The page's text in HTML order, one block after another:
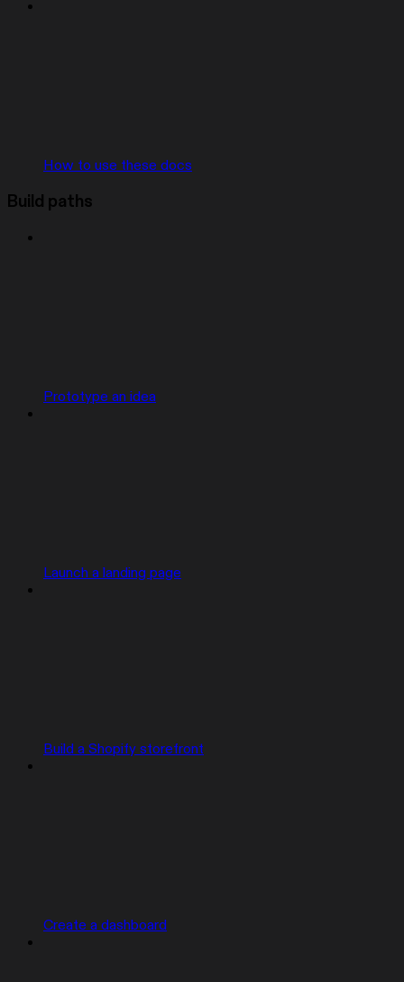
How to use these docs
Build paths
Prototype an idea
Launch a landing page
Build a Shopify storefront
Create a dashboard